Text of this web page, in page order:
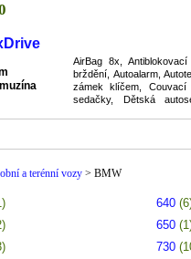
AirBag 8x,
brždění, Autoalarm,
zámek klíčem,
sedačky, Dětská
a terénní vozy > BMW
640
650
730